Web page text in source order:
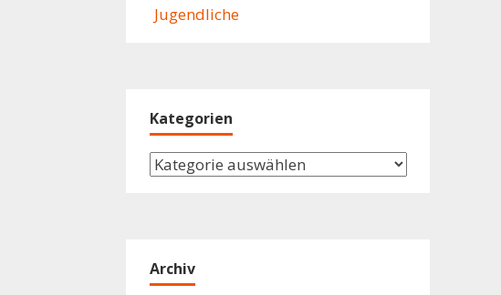
Jugendliche
Kategorien
Kategorien
Archiv